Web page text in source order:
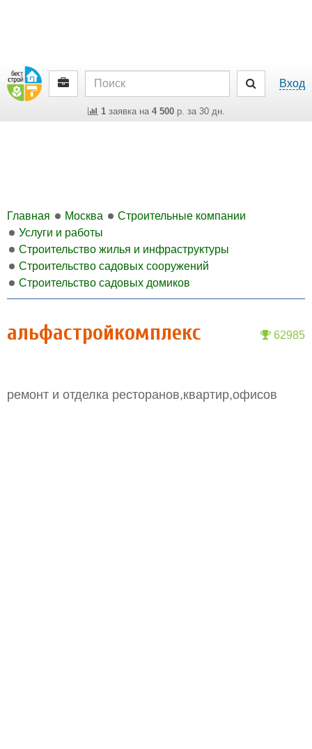
Вход
1заявка на 4 500р. за 30 дн.
Главная Москва
Строительные компании
Услуги и работы
Строительство жилья и инфраструктуры
Строительство садовых сооружений
Строительство садовых домиков
62985
альфастройкомплекс
ремонт и отделка ресторанов,квартир,офисов